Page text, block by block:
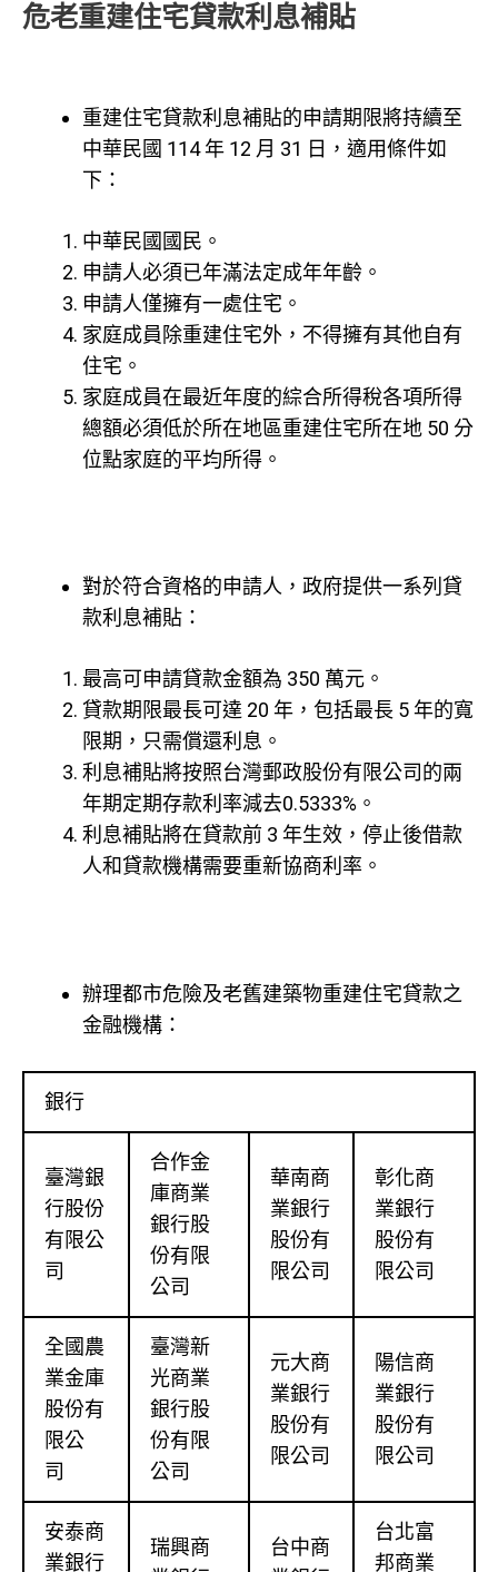
危老重建住宅貸款利息補貼
重建住宅貸款利息補貼的申請期限將持續至
中華民國 114 年 12 月 31 日，適用條件如
下：
中華民國國民。
申請人必須已年滿法定成年年齡。
申請人僅擁有一處住宅。
家庭成員除重建住宅外，不得擁有其他自有
住宅。
家庭成員在最近年度的綜合所得稅各項所得
總額必須低於所在地區重建住宅所在地 50 分
位點家庭的平均所得。
對於符合資格的申請人，政府提供一系列貸
款利息補貼：
最高可申請貸款金額為 350 萬元。
貸款期限最長可達 20 年，包括最長 5 年的寬
限期，只需償還利息。
利息補貼將按照台灣郵政股份有限公司的兩
年期定期存款利率減去0.5333%。
利息補貼將在貸款前 3 年生效，停止後借款
人和貸款機構需要重新協商利率。
辦理都市危險及老舊建築物重建住宅貸款之
金融機構：
銀行
臺灣銀
行股份
有限公
司
合作金
庫商業
銀行股
份有限
公司
華南商
業銀行
股份有
限公司
彰化商
業銀行
股份有
限公司
全國農
業金庫
股份有
限公
司
臺灣新
光商業
銀行股
份有限
公司
元大商
業銀行
股份有
限公司
陽信商
業銀行
股份有
限公司
安泰商
業銀行
瑞興商
台中商
台北富
邦商業